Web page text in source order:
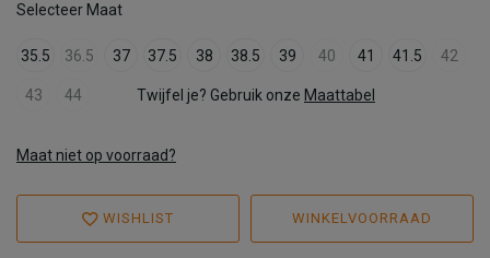
Selecteer Maat
35.5 36.5 37 37.5 38 38.5 39 40 41 41.5 42
43 44 Twijfel je? Gebruik onze Maattabel
Maat niet op voorraad?
WISHLIST WINKELVOORRAAD